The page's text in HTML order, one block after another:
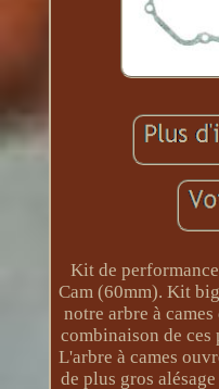
Kit de
Cam (60mm). Kit
notre arbre à
combinaison de
L'arbre à cames
de plus gros